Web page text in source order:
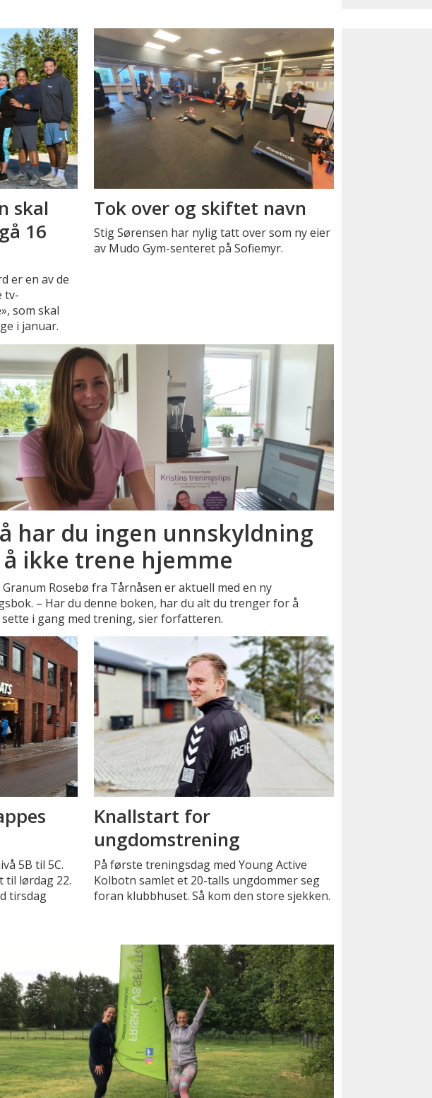
skal
16
er en av de
tv-
som skal
i januar.
Tok over og skiftet navn
Stig Sørensen har nylig tatt over som ny eier
av Mudo Gym-senteret på Sofiemyr.
har du ingen unnskyldning
ikke trene hjemme
Rosebø fra Tårnåsen er aktuell med en ny
– Har du denne boken, har du alt du trenger for å
i gang med trening, sier forfatteren.
5B til 5C.
til lørdag 22.
tirsdag
Knallstart for
ungdomstrening
På første treningsdag med Young Active
Kolbotn samlet et 20-talls ungdommer seg
foran klubbhuset. Så kom den store sjekken.